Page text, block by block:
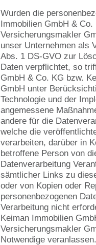
Wurden die
Immobilien GmbH & Co.
Versicherungsmakler
unser Unternehmen als
Abs. 1 DS-GVO zur
Daten verpflichtet, so
GmbH & Co. KG bzw.
GmbH unter
Technologie und der
angemessene
andere für die
welche die
verarbeiten, darüber in
betroffene Person von
Datenverarbeitung
sämtlicher Links zu
oder von Kopien oder
personenbezogenen
Verarbeitung nicht
Keiman Immobilien
Versicherungsmakler
Notwendige veranlassen.